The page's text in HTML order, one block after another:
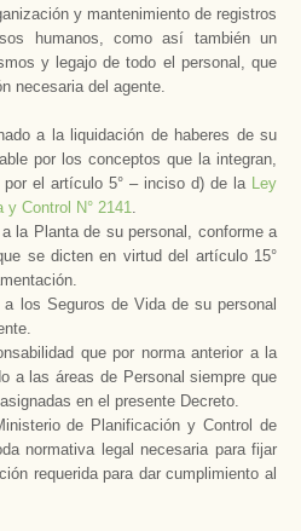
y mantenimiento de registros
humanos, como así también un
y legajo de todo el personal, que
necesaria del agente.
a la liquidación de haberes de su
por los conceptos que la integran,
el artículo 5° – inciso d) de la Ley
y Control N° 2141.
a la Plantade su personal, conforme a
se dicten en virtud del artículo 15°
los Seguros de Vida de su personal
que por norma anterior a la
a las áreas de Personal siempre que
en el presente Decreto.
de Planificación y Control de
normativa legal necesaria para fijar
requerida para dar cumplimiento al